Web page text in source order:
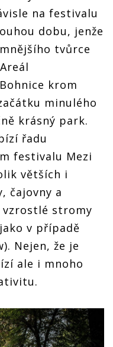
na festivalu
dobu, jenže
tvůrce
krom
minulého
krásný park.
řadu
festivalu Mezi
větších i
čajovny a
vzrostlé stromy
v případě
Nejen, že je
ale i mnoho